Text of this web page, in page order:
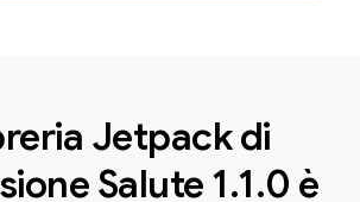
Jetpack di
Salute 1.1.0 è